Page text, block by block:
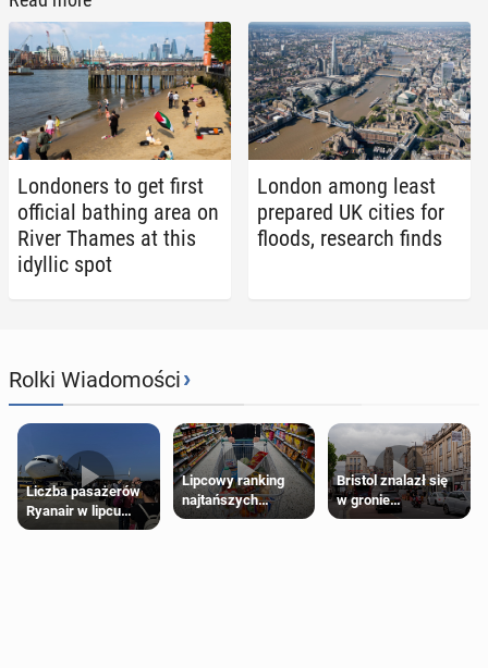
Lon­don­ers to get first
of­fi­cial bathing area on
River Thames at this
idyllic spot
London among least
pre­pared UK cities for
floods, re­search finds
Rolki Wiadomości›
Liczba pasażerów
Ryanair w lipcu
pobiła rekord
Lipcowy ranking
najtańszych
supermarketów
Bristol znalazł się
w gronie
najlepszych